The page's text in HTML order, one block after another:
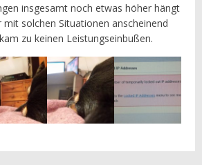
insgesamt noch etwas höher hängt
mit solchen Situationen anscheinend
zu keinen Leistungseinbußen.